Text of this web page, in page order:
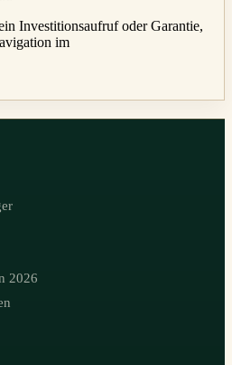
Investitionsaufruf oder Garantie,
im
2026